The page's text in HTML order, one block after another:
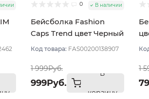
0 В наличии
Бейсболка Fashion
Caps Trend цвет Черный
размер 57-58
Код товара: FAS00200138907
1 999Руб.
999Руб.
В
корзину
1